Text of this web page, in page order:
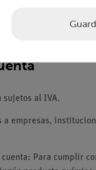
sujetos al IVA.
a empresas,
Para cumplir